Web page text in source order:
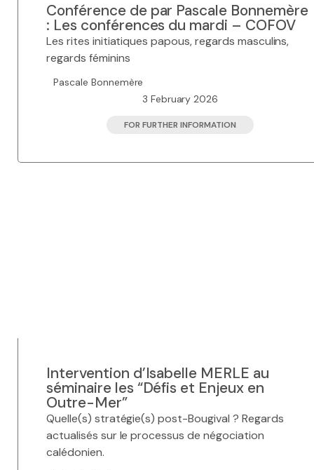
Conférence de par Pascale Bonnemère
: Les conférences du mardi – COFOV
Les rites initiatiques papous, regards masculins,
regards féminins
Pascale Bonnemère
3 February 2026
FOR FURTHER INFORMATION
Intervention d’Isabelle MERLE au
séminaire les “Défis et Enjeux en
Outre-Mer”
Quelle(s) stratégie(s) post-Bougival ? Regards
actualisés sur le processus de négociation
calédonien.